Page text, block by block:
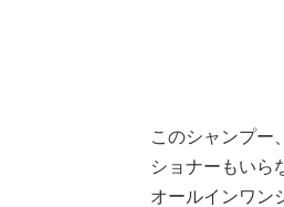
このシャンプー
ショナーもいら
オールインワン